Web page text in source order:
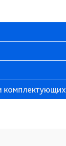
комплектующих